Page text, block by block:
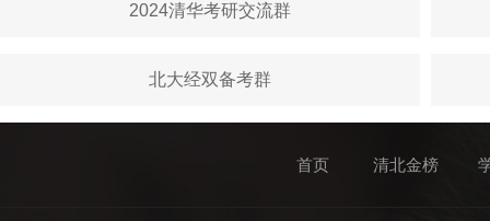
2024清华考研交流群
北大经双备考群
首页 清北金榜